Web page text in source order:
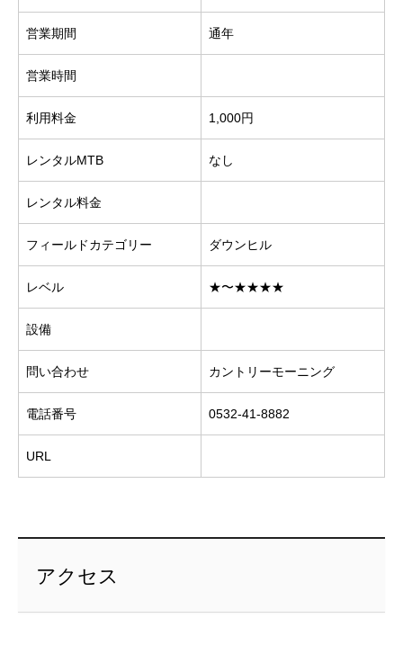
営業期間 通年
営業時間
利用料金 1,000円
レンタルMTB なし
レンタル料金
フィールドカテゴリー ダウンヒル
レベル ★〜★★★★
設備
問い合わせ カントリーモーニング
電話番号 0532-41-8882
URL
アクセス